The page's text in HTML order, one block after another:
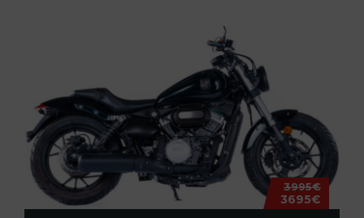
3995€
3695€